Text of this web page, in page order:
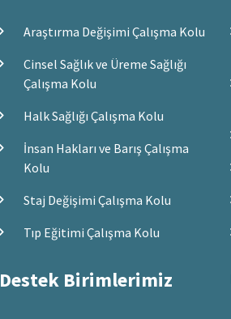
Araştırma Değişimi Çalışma Kolu
Cinsel Sağlık ve Üreme Sağlığı
Çalışma Kolu
Halk Sağlığı Çalışma Kolu
İnsan Hakları ve Barış Çalışma
Kolu
Staj Değişimi Çalışma Kolu
Tıp Eğitimi Çalışma Kolu
Destek Birimlerimiz